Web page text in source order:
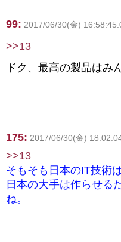
99: 2017/06/30(金)
>>13
ドク、最高の製品はみ
175: 2017/06/30(金)
>>13
そもそも日本のIT技術
日本の大手は作らせる
ね。